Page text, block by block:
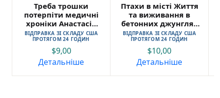
Треба трошки
потерпіти медичні
хроніки Анастасія
Пристая
ВІДПРАВКА ЗІ СКЛАДУ США
ПРОТЯГОМ 24 ГОДИН
$9,00
Детальніше
Птахи в місті Життя
та виживання в
бетонних джунглях
Наталія Атамась
ВІДПРАВКА ЗІ СКЛАДУ США
ПРОТЯГОМ 24 ГОДИН
$10,00
Детальніше